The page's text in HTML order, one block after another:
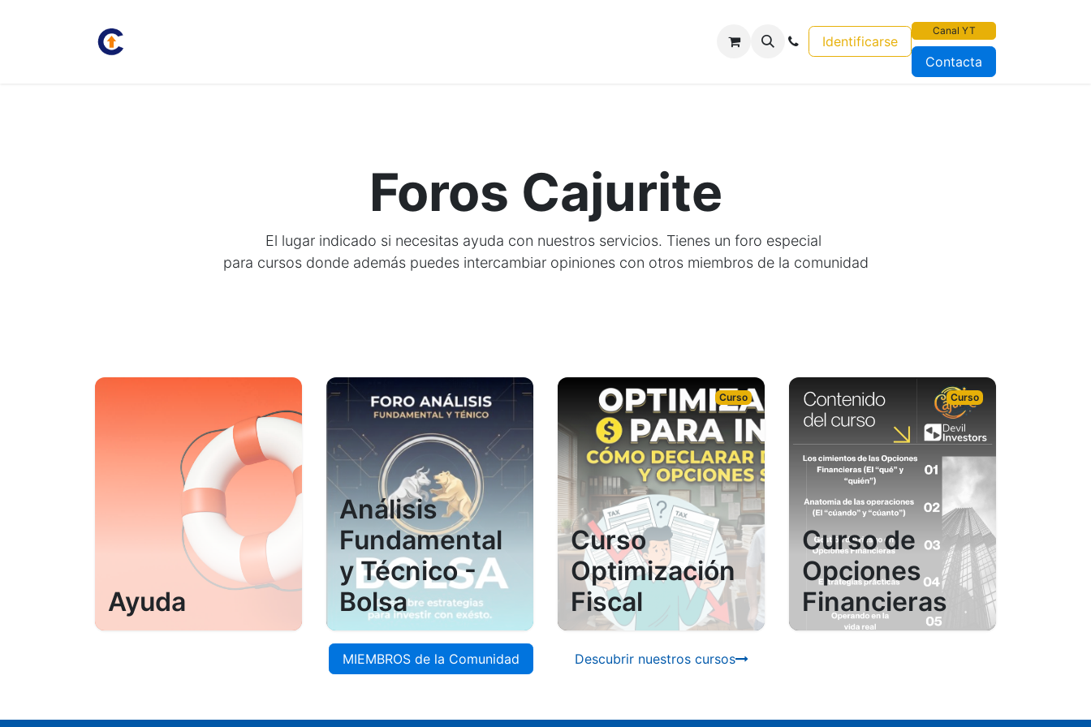
Identificarse
Canal YT
Contacta
Foros Cajurite
El lugar indicado si necesitas ayuda con nuestros servicios. Tienes un foro especial
para cursos donde además puedes intercambiar opiniones con otros miembros de la comunidad
Ayuda
Análisis
Fundamental
y Técnico -
Bolsa
Curso
Curso
Optimización
Fiscal
Curso
Curso de
Opciones
Financieras
MIEMBROS de la Comunidad Descubrir nuestros cursos